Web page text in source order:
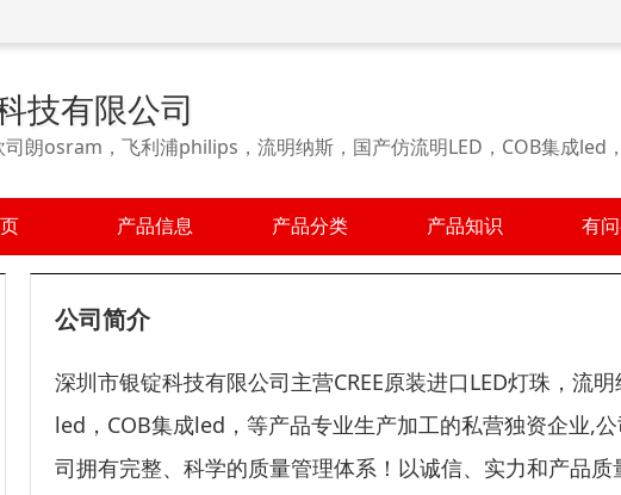
技有限公司
司朗osram，飞利浦philips，流明纳斯，国产仿流明LED，COB集成led
产品信息 产品分类 产品知识 有
公司简介
深圳市银锭科技有限公司主营CREE原装进口LED灯珠，
led，COB集成led，等产品专业生产加工的私营独资企业,
司拥有完整、科学的质量管理体系！以诚信、实力和产品